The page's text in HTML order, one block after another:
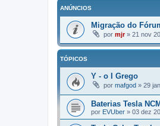
ANÚNCIOS
Migração do
por mjr» 21 nov
TÓPICOS
Y - o I Grego
por mafgod » 29
Baterias Tesla
por EVUber » 03 dez